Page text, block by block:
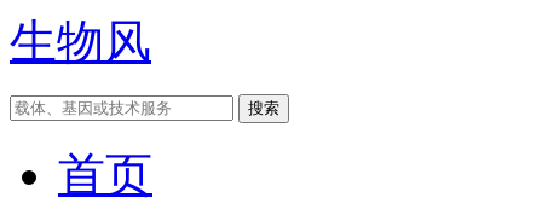
生物风
首页